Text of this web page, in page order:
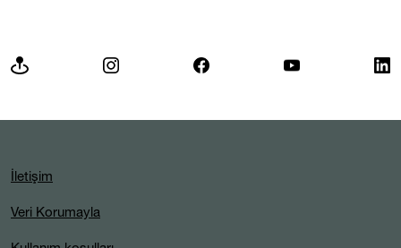
İletişim
Veri Korumayla